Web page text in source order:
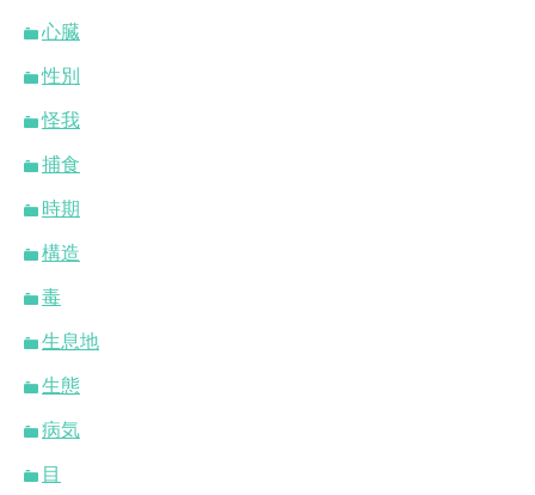
心臓
性別
怪我
捕食
時期
構造
毒
生息地
生態
病気
目